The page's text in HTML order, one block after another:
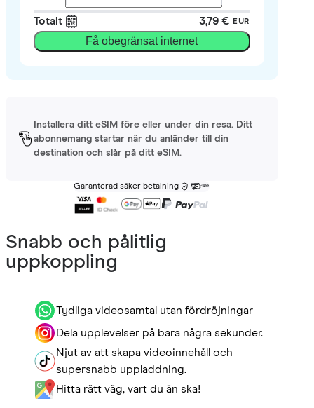
Totalt 3,79 € EUR
Få obegränsat internet
Installera ditt eSIM före eller under din resa. Ditt
abonnemang startar när du anländer till din
destination och slår på ditt eSIM.
Garanterad säker betalning
Snabb och pålitlig
uppkoppling
Tydliga videosamtal utan fördröjningar
Dela upplevelser på bara några sekunder.
Njut av att skapa videoinnehåll och
supersnabb uppladdning.
Hitta rätt väg, vart du än ska!